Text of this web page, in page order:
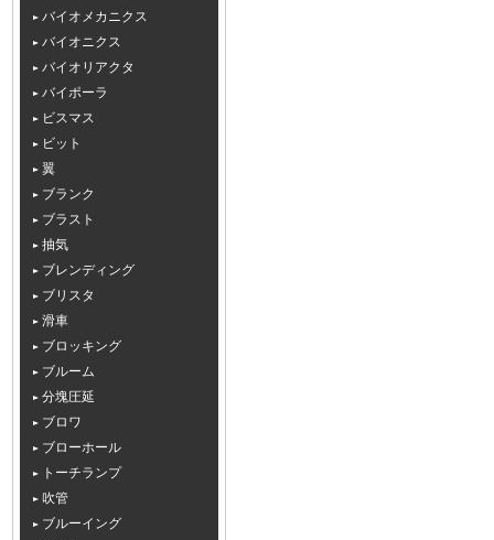
バイオメカニクス
バイオニクス
バイオリアクタ
バイポーラ
ビスマス
ビット
翼
ブランク
ブラスト
抽気
ブレンディング
ブリスタ
滑車
ブロッキング
ブルーム
分塊圧延
ブロワ
ブローホール
トーチランプ
吹管
ブルーイング